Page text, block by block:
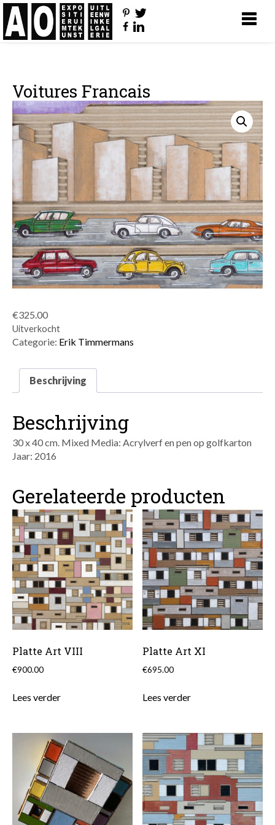
Voitures Francais
€325.00
Uitverkocht
Categorie: Erik Timmermans
Beschrijving
Beschrijving
30 x 40 cm. Mixed Media: Acrylverf en pen op golfkarton
Jaar: 2016
Gerelateerde producten
Platte Art VIII
€900.00
Lees verder
Platte Art XI
€695.00
Lees verder